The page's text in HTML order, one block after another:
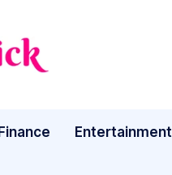
Entertainment